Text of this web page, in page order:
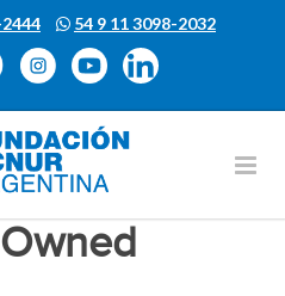
54 9 11 3098-2032